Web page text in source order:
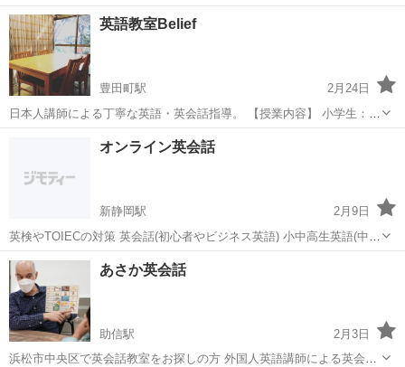
Zoomにて、オンラインならではのきめ細やかな英会話や英作文等の指
導を行います。 いつでもどこの場所でも、スケジュールに無理なく学
べます。お気軽にメール...
静岡 磐田市 豊田町駅
英語教室Belief
豊田町駅
2月24日
日本人講師による丁寧な英語・英会話指導。 【授業内容】 小学生：
英会話・英作文・短編物語・資格対策等 中学生： 英会話・英作文・中
編小説 定期・実力テスト対策 高校入試対策：長文・英文法・リス...
豊田町駅 英会話
オンライン英会話
新静岡駅
2月9日
英検やTOIECの対策 英会話(初心者やビジネス英語) 小中高生英語(中
間、期末テスト) ぜひ連絡してください
静岡 静岡市 新静岡駅 英会話
あさか英会話
助信駅
2月3日
浜松市中央区で英会話教室をお探しの方 外国人英語講師による英会話